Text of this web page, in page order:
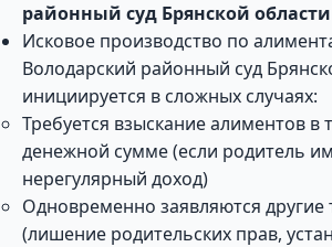
районный суд Брянской области
Исковое производство по
Володарский районный суд
инициируется в сложных случаях:
Требуется взыскание алиментов в
денежной сумме (если родитель
нерегулярный доход)
Одновременно заявляются другие
(лишение родительских прав,